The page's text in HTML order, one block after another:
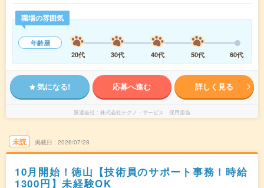
職場の雰囲気
年齢層
20代
30代 40代 50代 60代
気になる! 応募へ進む 詳しく見る
派遣会社 株式会社テクノ・サービス 採用担当
未読 掲載日 2026/07/28
10月開始！徳山【技術員のサポート事務！時給
1300円】未経験OK